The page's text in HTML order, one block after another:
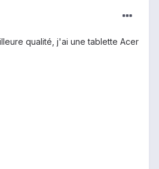
qualité, j'ai une tablette Acer